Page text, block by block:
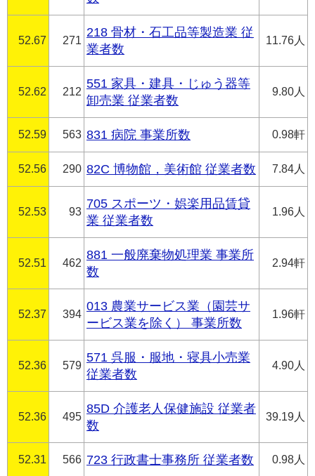
52.67 271
218 骨材・石工品等製造業 従
業者数
11.76人
52.62 212
551 家具・建具・じゅう器等
卸売業 従業者数
9.80人
52.59 563 831 病院 事業所数 0.98軒
52.56 290 82C 博物館，美術館 従業者数 7.84人
52.53 93
705 スポーツ・娯楽用品賃貸
業 従業者数
1.96人
52.51 462
881 一般廃棄物処理業 事業所
数
2.94軒
52.37 394
013 農業サービス業（園芸サ
ービス業を除く） 事業所数
1.96軒
52.36 579
571 呉服・服地・寝具小売業
従業者数
4.90人
52.36 495
85D 介護老人保健施設 従業者
数
39.19人
52.31 566 723 行政書士事務所 従業者数 0.98人